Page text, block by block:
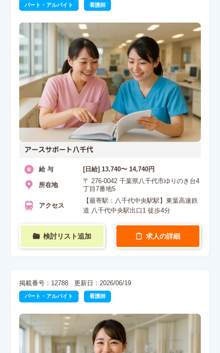
パート・アルバイト 看護師
アースサポート八千代
給 与 [日給] 13,740〜 14,740円
所在地
〒 276-0042 千葉県八千代市ゆりのき台4
丁目7番地5
アクセス
【最寄駅：八千代中央駅駅】東葉高速鉄
道 八千代中央駅出口1 徒歩4分
検討リスト追加 求人の詳細
掲載番号：12788 更新日：2026/06/19
パート・アルバイト 看護師